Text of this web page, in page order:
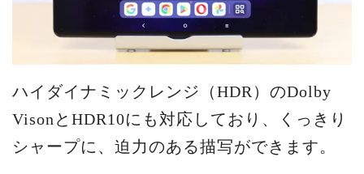
ハイダイナミックレンジ（HDR）のDolby
VisonとHDR10にも対応しており、くっきり
シャープに、迫力のある描写ができます。